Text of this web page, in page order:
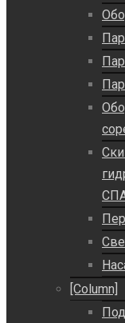
[Column]